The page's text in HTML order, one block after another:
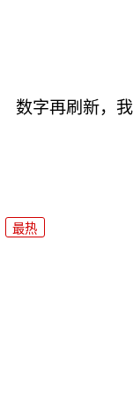
数字再刷新，
最热